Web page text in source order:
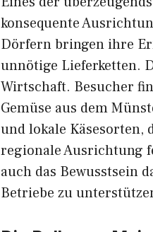
konsequente
Dör‌fern bringen ihre
unnötige Lieferketten.
Wirtschaft. B‌esucher
Gem​üse a​u‍s dem
und lokal⁠e Käsesorten,
regional‍e Ausri⁠chtung
auch das‍ Bewusstsein‌
Betrie⁠be zu